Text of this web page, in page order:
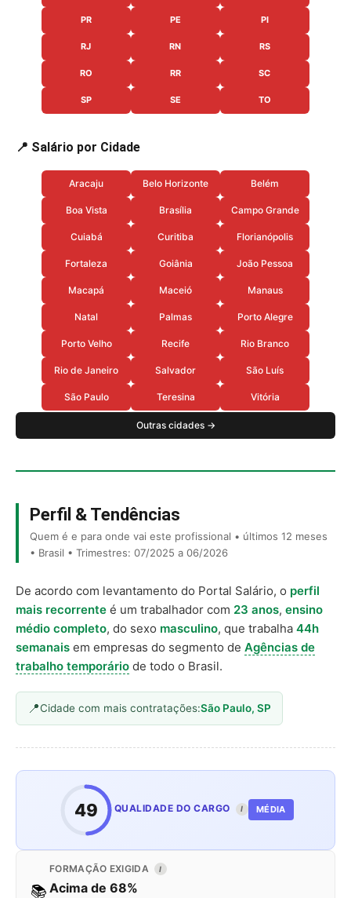
PR PE PI
RJ RN RS
RO RR SC
SP SE TO
📍 Salário por Cidade
Aracaju Belo Horizonte Belém
Boa Vista Brasília Campo Grande
Cuiabá Curitiba Florianópolis
Fortaleza Goiânia João Pessoa
Macapá Maceió Manaus
Natal Palmas Porto Alegre
Porto Velho Recife Rio Branco
Rio de Janeiro Salvador São Luís
São Paulo Teresina Vitória
Outras cidades →
Perfil & Tendências
Quem é e para onde vai este profissional • últimos 12 meses
• Brasil • Trimestres: 07/2025 a 06/2026
De acordo com levantamento do Portal Salário, o perfil
mais recorrente é um trabalhador com 23 anos, ensino
médio completo, do sexo masculino, que trabalha 44h
semanais em empresas do segmento de Agências de
trabalho temporário de todo o Brasil.
Cidade com mais contratações:São Paulo, SP
49 QUALIDADE DO CARGO I MÉDIA
📚
FORMAÇÃO EXIGIDA I
Acima de 68%